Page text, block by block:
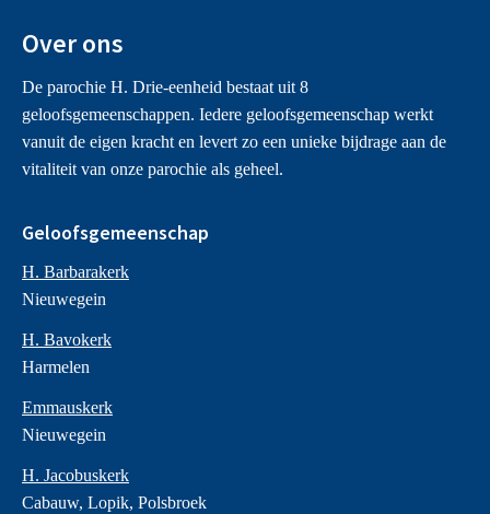
Over ons
De parochie H. Drie-eenheid bestaat uit 8
geloofsgemeenschappen. Iedere geloofsgemeenschap werkt
vanuit de eigen kracht en levert zo een unieke bijdrage aan de
vitaliteit van onze parochie als geheel.
Geloofsgemeenschap
H. Barbarakerk
Nieuwegein
H. Bavokerk
Harmelen
Emmauskerk
Nieuwegein
H. Jacobuskerk
Cabauw, Lopik, Polsbroek